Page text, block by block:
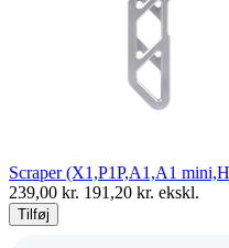
Scraper (X1,P1P,A1,A1
239,00 kr. 191,20 kr. ekskl.
Tilføj